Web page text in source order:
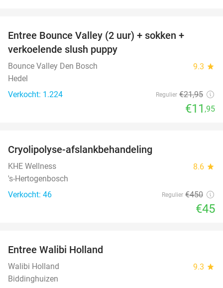
Entree Bounce Valley (2 uur) + sokken +
verkoelende slush puppy
Bounce Valley Den Bosch 9.3 star
Hedel
Verkocht: 1.224
Regulier €21,95
€11 ,95
Cryolipolyse-afslankbehandeling
KHE Wellness 8.6 star
's-Hertogenbosch
Verkocht: 46
Regulier €450
€45
Entree Walibi Holland
Walibi Holland 9.3 star
Biddinghuizen